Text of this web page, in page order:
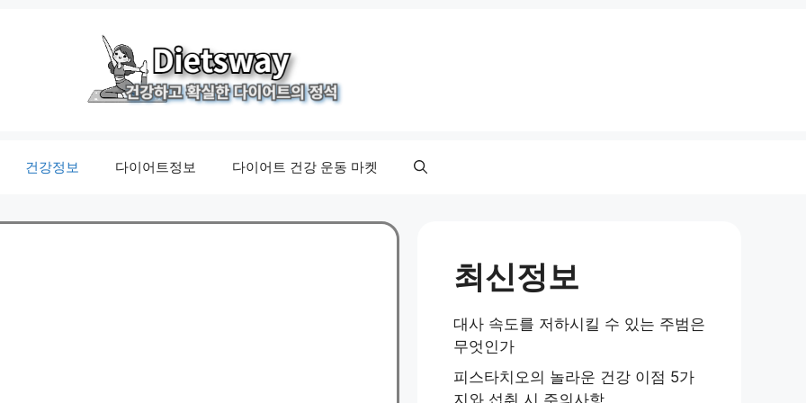
건강정보 다이어트정보 다이어트 건강 운동 마켓
최신정보
대사 속도를 저하시킬 수 있는 주범은
무엇인가
피스타치오의 놀라운 건강 이점 5가
지와 섭취 시 주의사항